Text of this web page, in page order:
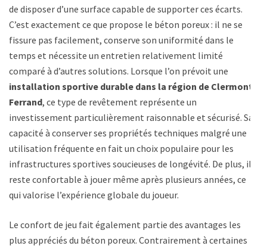
de disposer d’une surface capable de supporter ces écarts.
C’est exactement ce que propose le béton poreux : il ne se
fissure pas facilement, conserve son uniformité dans le
temps et nécessite un entretien relativement limité
comparé à d’autres solutions. Lorsque l’on prévoit une
installation sportive durable dans la région de Clermont-
Ferrand, ce type de revêtement représente un
investissement particulièrement raisonnable et sécurisé. Sa
capacité à conserver ses propriétés techniques malgré une
utilisation fréquente en fait un choix populaire pour les
infrastructures sportives soucieuses de longévité. De plus, il
reste confortable à jouer même après plusieurs années, ce
qui valorise l’expérience globale du joueur.
Le confort de jeu fait également partie des avantages les
plus appréciés du béton poreux. Contrairement à certaines